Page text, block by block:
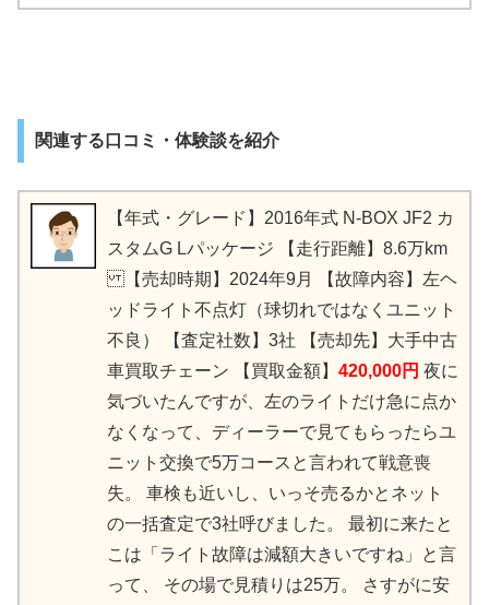
関連する口コミ・体験談を紹介
【年式・グレード】2016年式 N-BOX JF2 カ
スタムG Lパッケージ 【走行距離】8.6万km
【売却時期】2024年9月 【故障内容】左ヘ
ッドライト不点灯（球切れではなくユニット
不良） 【査定社数】3社 【売却先】大手中古
車買取チェーン 【買取金額】 420,000円 夜に
気づいたんですが、左のライトだけ急に点か
なくなって、 ディーラーで見てもらったらユ
ニット交換で5万コースと言われて戦意喪
失。 車検も近いし、いっそ売るかとネット
の一括査定で3社呼びました。 最初に来たと
こは「ライト故障は減額大きいですね」と言
って、 その場で見積りは25万。 さすがに安